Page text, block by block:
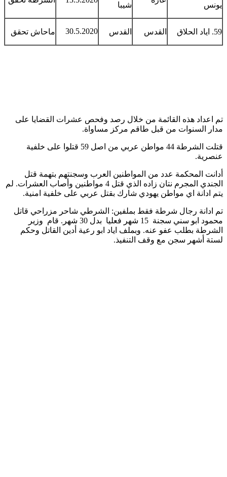
يونس شيبا
59. اياد الحلاق القدس القدس 30.5.2020 ماحاش تحقق
تم اعداد هذه القائمة من خلال رصد وفحص عشرات القضايا على
مدار السنوات من قبل طاقم مركز مساواة.
قتلت الشرطة 44 مواطن عربي من اصل 59 قتلوا على خلفية
عنصرية.
أدانت المحكمة عدد من المواطنين العرب وسجنتهم بتهمة قتل
الجندي المجرم نتان زاده الذي قتل 4 مواطنين وأصاب العشرات. لم
يتم ادانة اي مواطن يهودي شارك بقتل عربي على خلفية امنية.
تم ادانة رجال شرطة فقط بملفين: الشرطي شاحر مزراحي قاتل
محمود ابو سني سجنة 15 شهر فعليا بدل 30 شهر. قام وزير
الشرطة بطلب عفو عنه. وبملف اياد ابو رعية أدين القاتل وحكم
لستة أشهر سجن مع وقف التنفيذ.